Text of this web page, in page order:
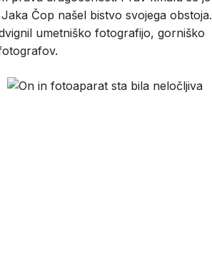
Čop našel bistvo svojega obstoja.
umetniško fotografijo, gorniško